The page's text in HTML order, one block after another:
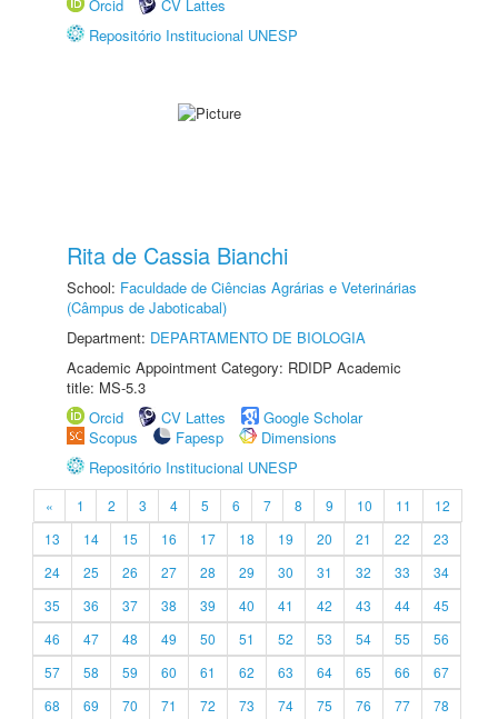
Orcid
CV Lattes
Repositório Institucional UNESP
Rita de Cassia Bianchi
School: Faculdade de Ciências Agrárias e Veterinárias
(Câmpus de Jaboticabal)
Department: DEPARTAMENTO DE BIOLOGIA
Academic Appointment Category: RDIDP Academic
title: MS-5.3
Orcid
CV Lattes
Google Scholar
Scopus
Fapesp
Dimensions
Repositório Institucional UNESP
« 1 2 3 4 5 6 7 8 9 10 11
12
13
14 15 16 17 18 19 20 21 22
23
24
25 26 27 28 29 30 31 32 33
34
35
36 37 38 39 40 41 42 43 44
45
46
47 48 49 50 51 52 53 54 55
56
57
58 59 60 61 62 63 64 65 66
67
68
69 70 71 72 73 74 75 76 77
78